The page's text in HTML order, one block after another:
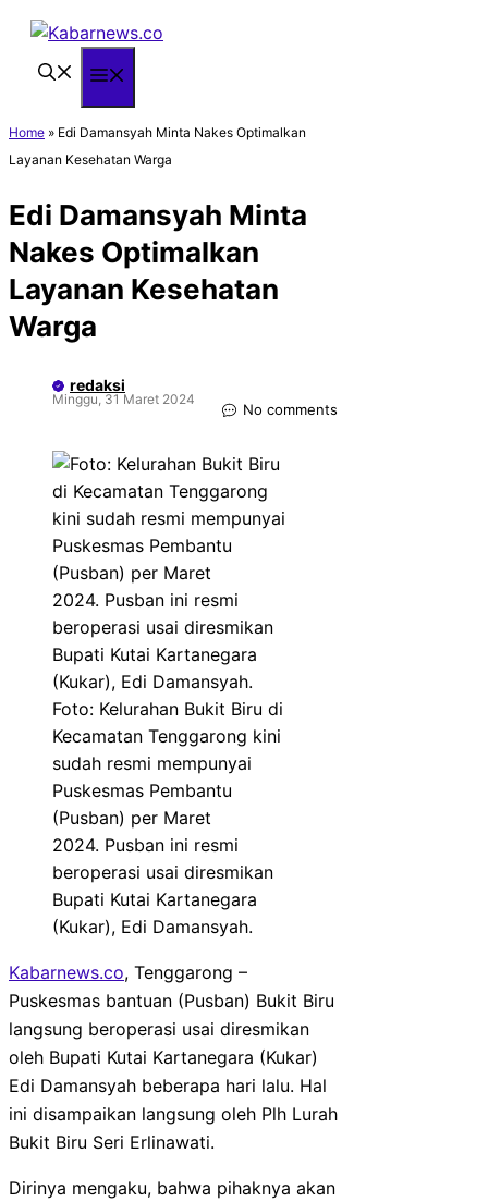
Langsung
Home » Edi Damansyah Minta Nakes Optimalkan
Layanan Kesehatan Warga
Edi Damansyah Minta
Nakes Optimalkan
Layanan Kesehatan
Warga
redaksi
Minggu, 31 Maret 2024
No comments
Foto: Kelurahan Bukit Biru di
Kecamatan Tenggarong kini
sudah resmi mempunyai
Puskesmas Pembantu
(Pusban) per Maret
2024. Pusban ini resmi
beroperasi usai diresmikan
Bupati Kutai Kartanegara
(Kukar), Edi Damansyah.
Kabarnews.co, Tenggarong –
Puskesmas bantuan (Pusban) Bukit Biru
langsung beroperasi usai diresmikan
oleh Bupati Kutai Kartanegara (Kukar)
Edi Damansyah beberapa hari lalu. Hal
ini disampaikan langsung oleh Plh Lurah
Bukit Biru Seri Erlinawati.
Dirinya mengaku, bahwa pihaknya akan